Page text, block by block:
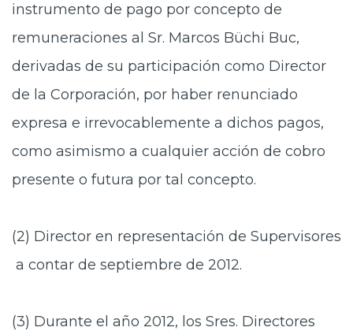
instrumento de pago por concepto de
remuneraciones al Sr. Marcos Büchi Buc,
derivadas de su participación como Director
de la Corporación, por haber renunciado
expresa e irrevocablemente a dichos pagos,
como asimismo a cualquier acción de cobro
presente o futura por tal concepto.
(2) Director en representación de Supervisores
a contar de septiembre de 2012.
(3) Durante el año 2012, los Sres. Directores